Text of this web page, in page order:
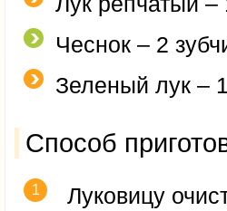
Чеснок – 2
Зеленый лук –
Способ
Луковицу